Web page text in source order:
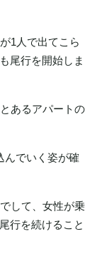
1人で出てこら
尾行を開始しま
あるアパートの
んでいく姿が確
して、女性が乗
行を続けること